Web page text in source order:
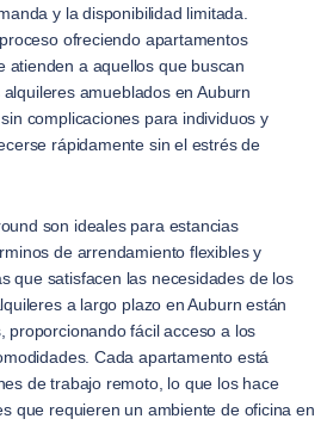
y la disponibilidad limitada.
ofreciendo apartamentos
atienden a aquellos que buscan
amueblados en Auburn
complicaciones para individuos y
rápidamente sin el estrés de
son ideales para estancias
de arrendamiento flexibles y
que satisfacen las necesidades de los
a largo plazo en Auburn están
proporcionando fácil acceso a los
Cada apartamento está
de trabajo remoto, lo que los hace
que requieren un ambiente de oficina en